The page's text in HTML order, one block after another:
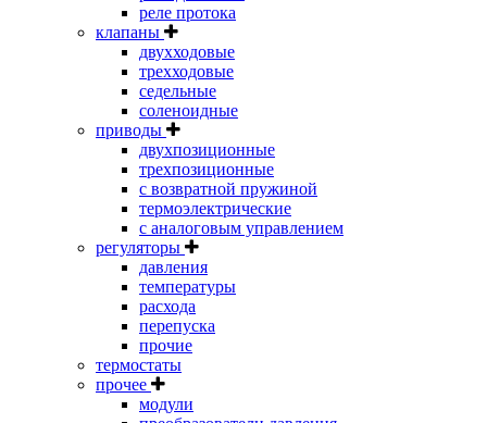
реле протока
клапаны
двухходовые
трехходовые
седельные
соленоидные
приводы
двухпозиционные
трехпозиционные
с возвратной пружиной
термоэлектрические
с аналоговым управлением
регуляторы
давления
температуры
расхода
перепуска
прочие
термостаты
прочее
модули